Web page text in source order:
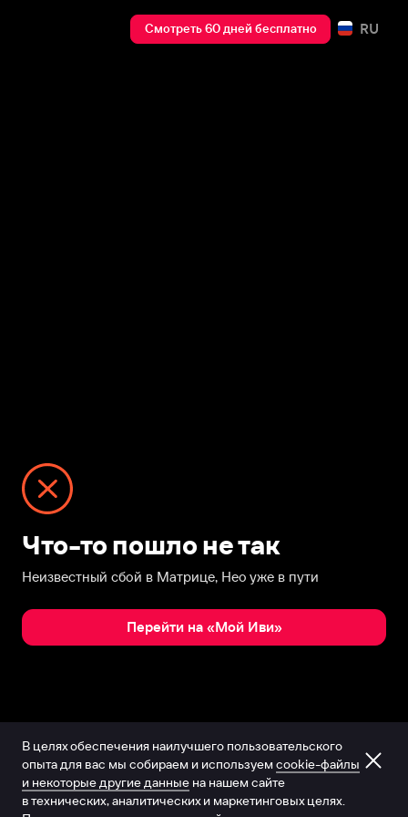
Смотреть 60 дней бесплатно RU
Что-то пошло не так
Неизвестный сбой в Матрице, Нео уже в пути
Перейти на «Мой Иви»
В целях обеспечения наилучшего пользовательского
опыта для вас мы собираем и используем cookie-файлы
и некоторые другие данные на нашем сайте
в технических, аналитических и маркетинговых целях.